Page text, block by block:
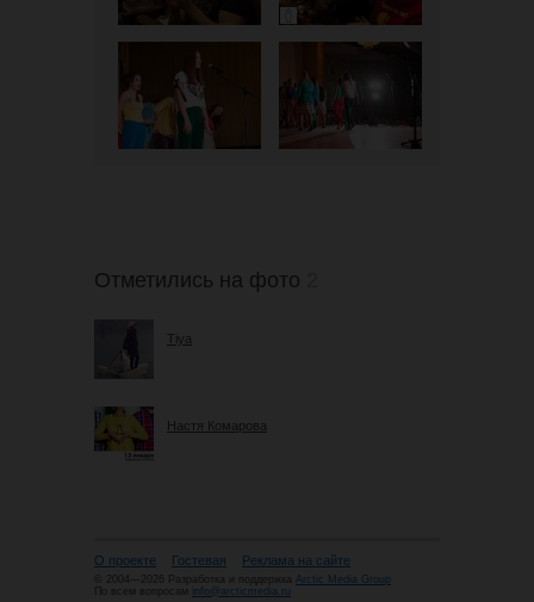
Отметились на фото
Tiya
Настя Комарова
О проекте Гостевая Реклама на сайте
© 2004—2026 Разработка и поддержка Arctic Media Group
По всем вопросам
info@arcticmedia.ru